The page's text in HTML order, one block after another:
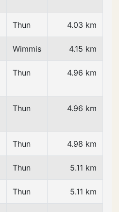
Thun 4.03 km
Wimmis 4.15 km
Thun 4.96 km
Thun 4.96 km
Thun 4.98 km
Thun 5.11 km
Thun 5.11 km